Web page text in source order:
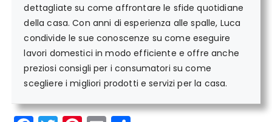
dettagliate su come affrontare le sfide quotidiane
della casa. Con anni di esperienza alle spalle, Luca
condivide le sue conoscenze su come eseguire
lavori domestici in modo efficiente e offre anche
preziosi consigli per i consumatori su come
scegliere i migliori prodotti e servizi per la casa.